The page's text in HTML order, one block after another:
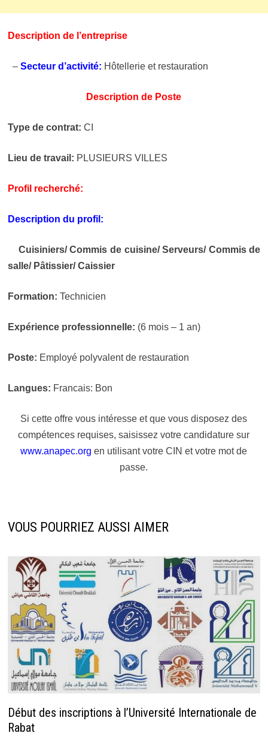
Description de l’entreprise
– Secteur d’activité: Hôtellerie et restauration
Description de Poste
Type de contrat: CI
Lieu de travail: PLUSIEURS VILLES
Profil recherché:
Description du profil:
Cuisiniers/ Commis de cuisine/ Serveurs/ Commis de
salle/ Pâtissier/ Caissier
Formation: Technicien
Expérience professionnelle: (6 mois – 1 an)
Poste: Employé polyvalent de restauration
Langues: Francais: Bon
Si cette offre vous intéresse et que vous disposez des
compétences requises, saisissez votre candidature sur
www.anapec.org en utilisant votre CIN et votre mot de
passe.
VOUS POURRIEZ AUSSI AIMER
Début des inscriptions à l’Université Internationale de
Rabat